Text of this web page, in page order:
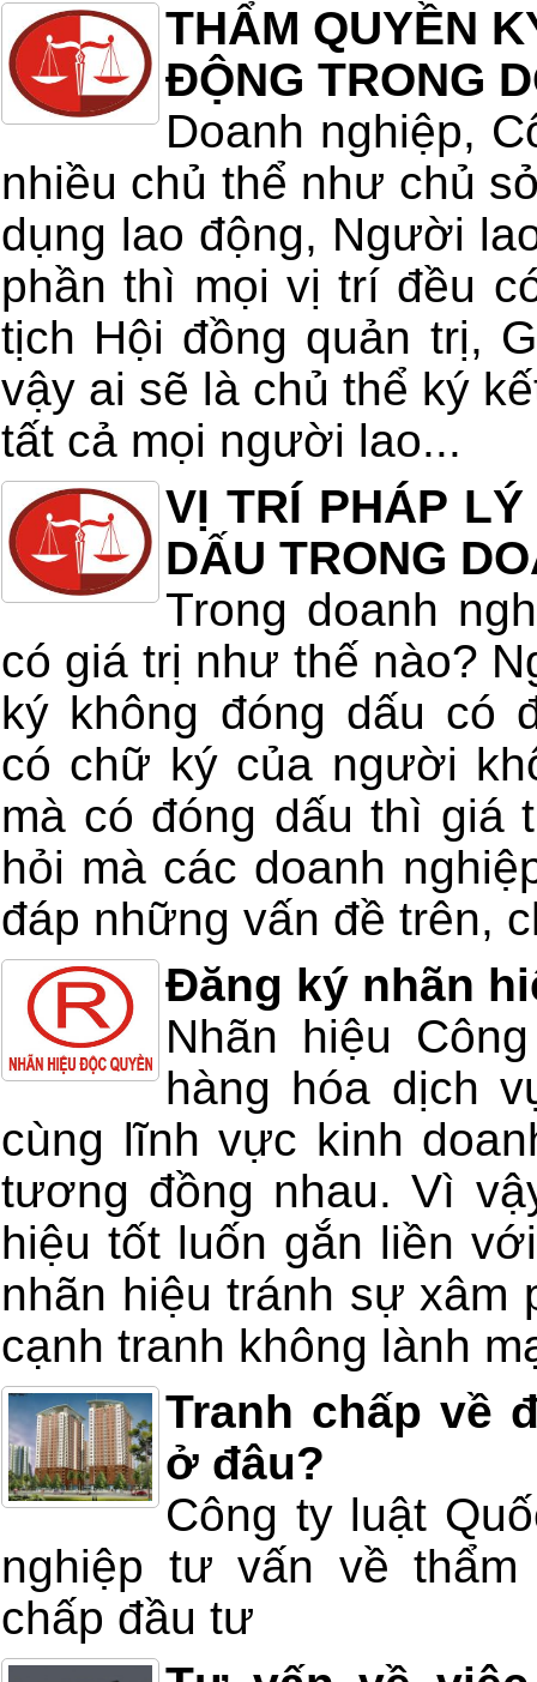
THẨM QUYỀN
ĐỘNG TRONG
Doanh nghiệp,
nhiều chủ thể như chủ
dụng lao động, Người
phần thì mọi vị trí đều
tịch Hội đồng quản trị,
vậy ai sẽ là chủ thể ký
tất cả mọi người lao...
VỊ TRÍ PHÁP
DẤU TRONG
Trong doanh
có giá trị như thế nào?
ký không đóng dấu có
có chữ ký của người
mà có đóng dấu thì giá
hỏi mà các doanh
đáp những vấn đề trên,
Đăng ký nhãn
Nhãn hiệu
hàng hóa dịch
cùng lĩnh vực kinh
tương đồng nhau. Vì
hiệu tốt luốn gắn liền
nhãn hiệu tránh sự xâm
cạnh tranh không lành
Tranh chấp về
ở đâu?
Công ty luật
nghiệp tư vấn về
chấp đầu tư